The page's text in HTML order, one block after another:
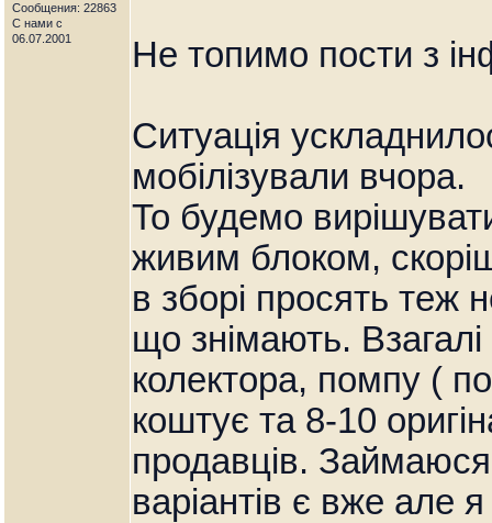
Сообщения: 22863
С нами с
06.07.2001
Не топимо пости з
Ситуація
мобілізували вчора.
То будемо
живим блоком,
в зборі просять теж
що знімають.
колектора, помпу (
коштує та 8-10
продавців.
варіантів є вже але